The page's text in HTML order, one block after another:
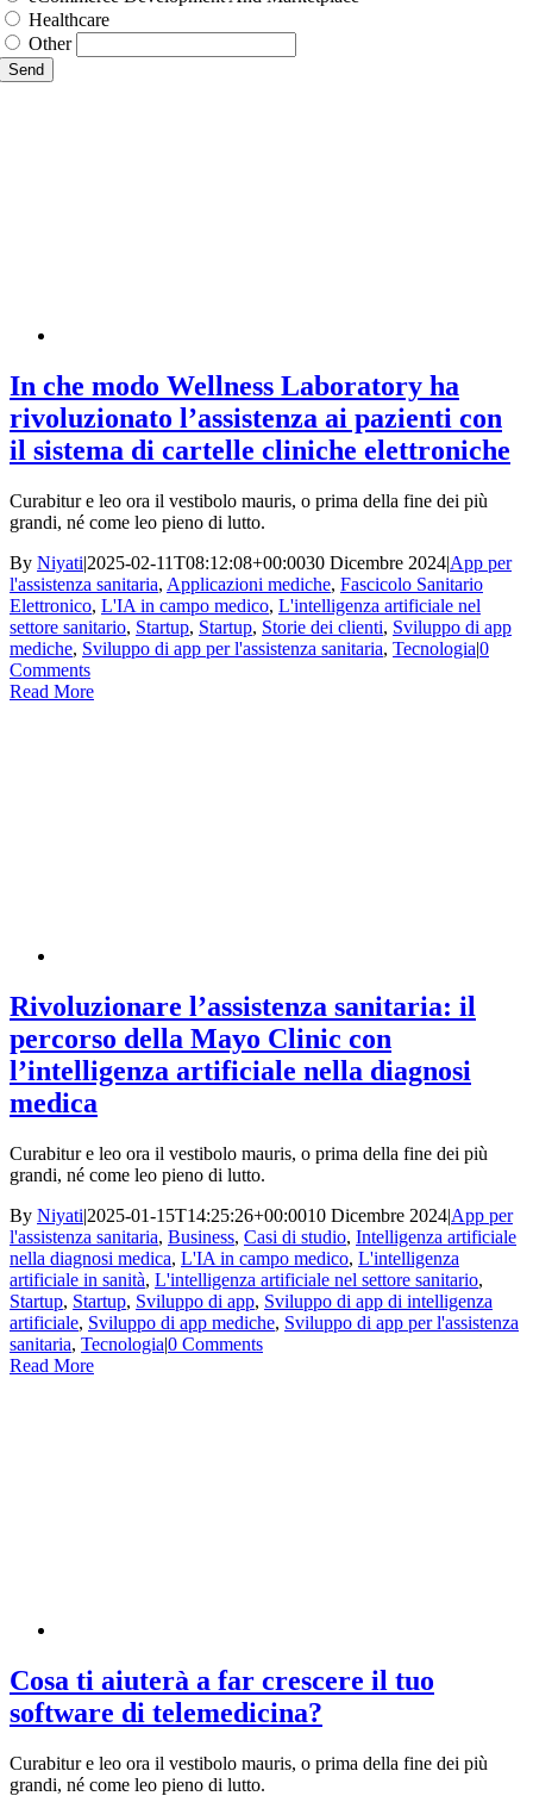
Healthcare
Other
Send
In che modo Wellness Laboratory ha
rivoluzionato l’assistenza ai pazienti con
il sistema di cartelle cliniche elettroniche
Curabitur e leo ora il vestibolo mauris, o prima della fine dei più
grandi, né come leo pieno di lutto.
By Niyati|2025-02-11T08:12:08+00:0030 Dicembre 2024|App per
l'assistenza sanitaria, Applicazioni mediche, Fascicolo Sanitario
Elettronico, L'IA in campo medico, L'intelligenza artificiale nel
settore sanitario, Startup, Startup, Storie dei clienti, Sviluppo di app
mediche, Sviluppo di app per l'assistenza sanitaria, Tecnologia|0
Comments
Read More
Rivoluzionare l’assistenza sanitaria: il
percorso della Mayo Clinic con
l’intelligenza artificiale nella diagnosi
medica
Curabitur e leo ora il vestibolo mauris, o prima della fine dei più
grandi, né come leo pieno di lutto.
By Niyati|2025-01-15T14:25:26+00:0010 Dicembre 2024|App per
l'assistenza sanitaria, Business, Casi di studio, Intelligenza artificiale
nella diagnosi medica, L'IA in campo medico, L'intelligenza
artificiale in sanità, L'intelligenza artificiale nel settore sanitario,
Startup, Startup, Sviluppo di app, Sviluppo di app di intelligenza
artificiale, Sviluppo di app mediche, Sviluppo di app per l'assistenza
sanitaria, Tecnologia|0 Comments
Read More
Cosa ti aiuterà a far crescere il tuo
software di telemedicina?
Curabitur e leo ora il vestibolo mauris, o prima della fine dei più
grandi, né come leo pieno di lutto.